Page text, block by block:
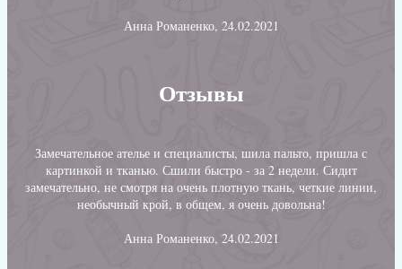
Анна Романенко, 24.02.2021
Отзывы
Замечательное ателье и специалисты, шила пальто, пришла с
картинкой и тканью. Сшили быстро - за 2 недели. Сидит
замечательно, не смотря на очень плотную ткань, четкие линии,
необычный крой, в общем, я очень довольна!
Анна Романенко, 24.02.2021